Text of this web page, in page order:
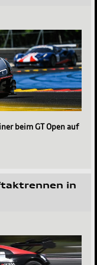
beim GT Open auf
in